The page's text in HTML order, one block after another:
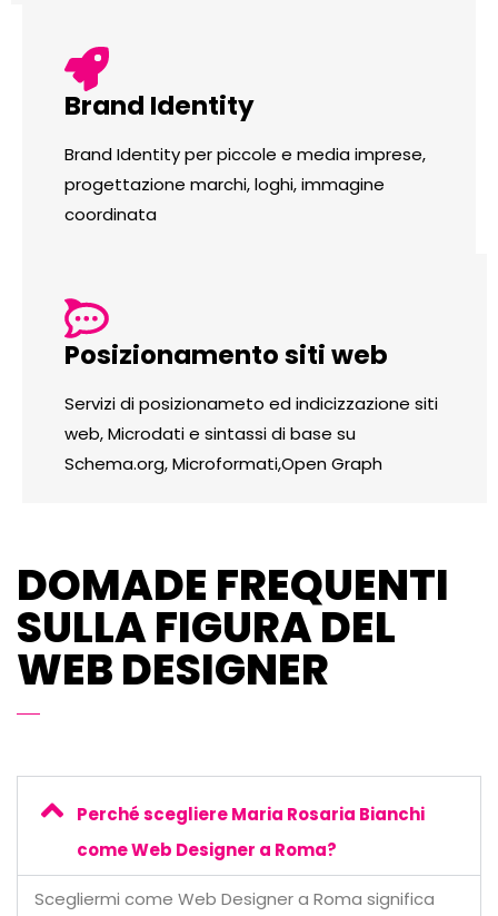
Brand Identity
Brand Identity per piccole e media imprese,
progettazione marchi, loghi, immagine
coordinata
Posizionamento siti web
Servizi di posizionameto ed indicizzazione siti
web, Microdati e sintassi di base su
Schema.org, Microformati,Open Graph
DOMADE FREQUENTI
SULLA FIGURA DEL
WEB DESIGNER
Perché scegliere Maria Rosaria Bianchi
come Web Designer a Roma?
Scegliermi come Web Designer a Roma significa